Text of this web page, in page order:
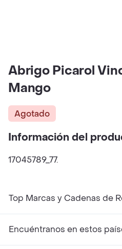
Abrigo Picarol
Mango
Agotado
Información del
17045789_77.
Top Marcas y Cadenas de
Encuéntranos en estos